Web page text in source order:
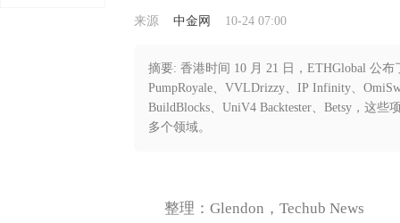
来源 中金网 10-24 07:00
摘要: 香港时间 10 月 21 日，ETHGlobal 公布
PumpRoyale、VVLDrizzy、IP Infinity、
BuildBlocks、UniV4 Backtester、Betsy，这
多个领域。
整理：Glendon，Techub News